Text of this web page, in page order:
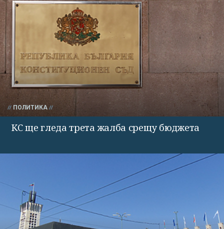
ПОЛИТИКА
КС ще гледа трета жалба срещу бюджета